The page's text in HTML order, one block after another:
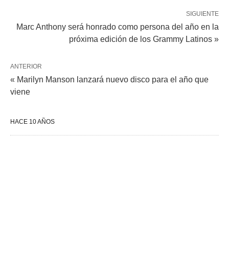
SIGUIENTE
Marc Anthony será honrado como persona del año en la
próxima edición de los Grammy Latinos »
ANTERIOR
« Marilyn Manson lanzará nuevo disco para el año que
viene
HACE 10 AÑOS